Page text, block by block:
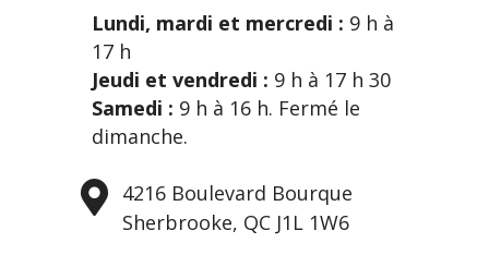
Lundi, mardi et mercredi : 9 h à
17 h
Jeudi et vendredi : 9 h à 17 h 30
Samedi : 9 h à 16 h. Fermé le
dimanche.
4216 Boulevard Bourque
Sherbrooke, QC J1L 1W6